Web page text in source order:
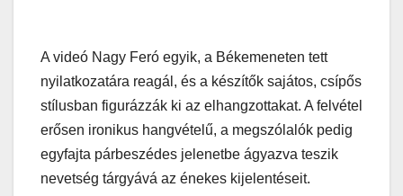
A videó Nagy Feró egyik, a Békemeneten tett
nyilatkozatára reagál, és a készítők sajátos, csípős
stílusban figurázzák ki az elhangzottakat. A felvétel
erősen ironikus hangvételű, a megszólalók pedig
egyfajta párbeszédes jelenetbe ágyazva teszik
nevetség tárgyává az énekes kijelentéseit.